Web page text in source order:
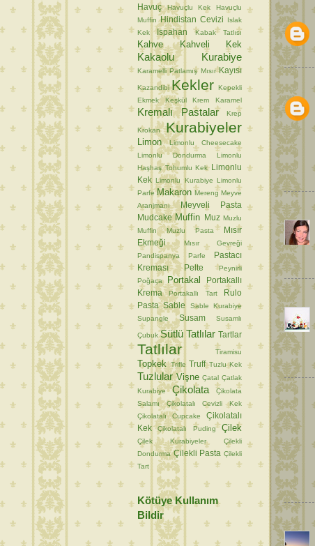
Havuç Havuçlu Kek
Havuçlu
Muffin Hindistan Cevizi
Islak
Kek
Ispahan Kabak Tatlısı
Kahve Kahveli Kek
Kakaolu Kurabiye
Karamelli Patlamış Mısır Kayısı
Kazandibi Kekler Kepekli
Ekmek
Keşkül Krem Karamel
Kremalı Pastalar Krep
Krokan Kurabiyeler
Limon
Limonlu Cheesecake
Limonlu Dondurma
Limonlu
Haşhaş Tohumlu Kek
Limonlu
Kek Limonlu Kurabiye Limonlu
Parfe Makaron Mereng Meyve
Aranjmanı
Meyveli Pasta
Mudcake Muffin Muz Muzlu
Muffin
Muzlu Pasta
Mısır
Ekmeği
Mısır Gevreği
Pandispanya
Parfe
Pastacı
Kreması
Pelte
Peynirli
Poğaça
Portakal
Portakallı
Krema
Portakallı Tart
Rulo
Pasta Sable
Sable Kurabiye
Supangle
Susam Susamlı
Çubuk Sütlü Tatlılar Tartlar
Tatlılar Tiramisu
Topkek Trifle Truff Tuzlu Kek
Tuzlular Vişne Çatal Çatlak
Kurabiye
Çikolata
Çikolata
Salamı
Çikolatalı Cevizli Kek
Çikolatalı Cupcake
Çikolatalı
Kek
Çikolatalı Puding Çilek
Çilek Kurabiyeler
Çilekli
Dondurma Çilekli Pasta Çilekli
Tart
Kötüye Kullanım
Bildir